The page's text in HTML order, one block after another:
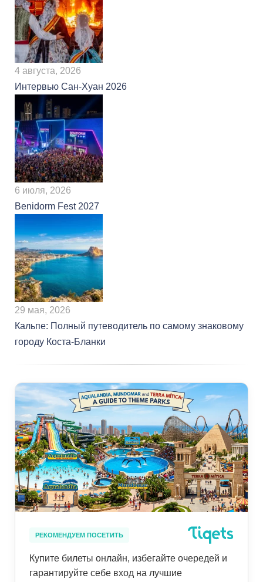
4 августа, 2026
Интервью Сан-Хуан 2026
6 июля, 2026
Benidorm Fest 2027
29 мая, 2026
Кальпе: Полный путеводитель по самому знаковому
городу Коста-Бланки
РЕКОМЕНДУЕМ ПОСЕТИТЬ
Купите билеты онлайн, избегайте очередей и
гарантируйте себе вход на лучшие